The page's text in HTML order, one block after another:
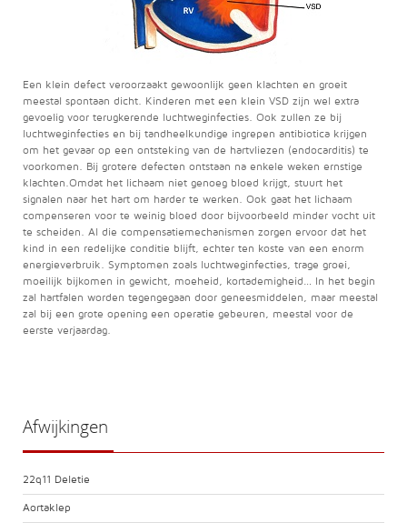
Een klein defect veroorzaakt gewoonlijk geen klachten en groeit
meestal spontaan dicht. Kinderen met een klein VSD zijn wel extra
gevoelig voor terugkerende luchtweginfecties. Ook zullen ze bij
luchtweginfecties en bij tandheelkundige ingrepen antibiotica krijgen
om het gevaar op een ontsteking van de hartvliezen (endocarditis) te
voorkomen. Bij grotere defecten ontstaan na enkele weken ernstige
klachten.Omdat het lichaam niet genoeg bloed krijgt, stuurt het
signalen naar het hart om harder te werken. Ook gaat het lichaam
compenseren voor te weinig bloed door bijvoorbeeld minder vocht uit
te scheiden. Al die compensatiemechanismen zorgen ervoor dat het
kind in een redelijke conditie blijft, echter ten koste van een enorm
energieverbruik. Symptomen zoals luchtweginfecties, trage groei,
moeilijk bijkomen in gewicht, moeheid, kortademigheid… In het begin
zal hartfalen worden tegengegaan door geneesmiddelen, maar meestal
zal bij een grote opening een operatie gebeuren, meestal voor de
eerste verjaardag.
Afwijkingen
22q11 Deletie
Aortaklep